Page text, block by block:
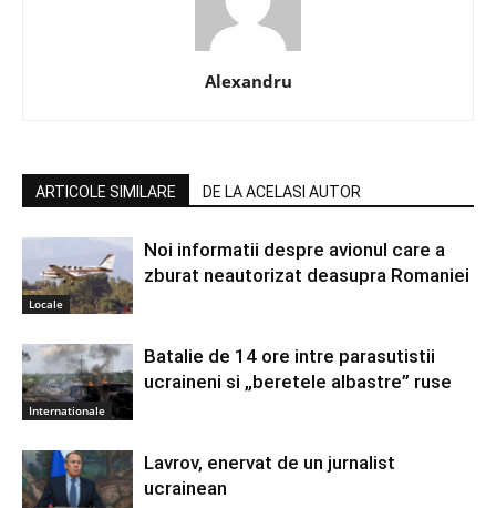
Alexandru
ARTICOLE SIMILARE DE LA ACELASI AUTOR
Locale
Noi informatii despre avionul care a
zburat neautorizat deasupra Romaniei
Internationale
Batalie de 14 ore intre parasutistii
ucraineni si „beretele albastre” ruse
Lavrov, enervat de un jurnalist
ucrainean